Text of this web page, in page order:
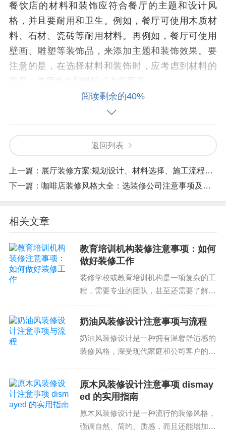
餐饮店的材料和装饰应符合餐厅的主题和设计风
格，并且要耐用和卫生。例如，餐厅可使用木质材
料、石材、瓷砖等耐用材料。再例如，餐厅可使用
壁画、雕塑等装饰品，来添加主题和装饰效果。要
注意的是，在选择材料和装饰时，应考虑到材料的
并且要遵守相关法律法规和施工规范。在施工过程
确保施工质量和进度。在验收时，应检查所有的工
作是否符合设计方案和预期效果，包括设计、材
收时应注意到材料、设备、人员、时间等的控制，
总的来说，餐饮店装修设计是一个复杂的过程，需
要考虑多个因素，包括设计风格和主题、室内空间
的利用、材料和装饰的选择、施工流程和验收等。
情况进行调整和修改，确保获得理想的装修效果。
如果你正在考虑餐饮店装修设计，希望本文能为你
的过程，需要根据餐厅的具体情况进行调整和修
改。因此，选择合适的装修公司和设计方案，预算
控制在施工过程中保持合理，验收时注意检查细节
等都是非常重要的。若您对餐饮店装修设计有任何
阅读剩余的40%
返回列表
上一篇： 展厅装修方案:规划设计、材料选择、施工流程注意事项
下一篇： 咖啡店装修风格大全：选装修公司注意事项及施工流程
相关文章
教育培训机构装修注意事项：如何
做好装修工作
装修学校或教育培训机构是一项复杂的工
程，需要专业的团队，甚至还需要了解相
项众多，需要了解有一定的常识和经验。
哪些呢？一、合理规划...
奶油风装修设计注意事项与流程
奶油风装修设计是一种拥有温馨舒适感的
装修风格，深受现代家庭和公司客户的喜
计师经验不足或施工队伍不专业导致的质
量问题。奶油风装修设...
原木风装修设计注意事项 dismay
ed 的实用指南
原木风装修设计是一种流行的装修风格，
强调自然、简约、质感，而且还能增加房